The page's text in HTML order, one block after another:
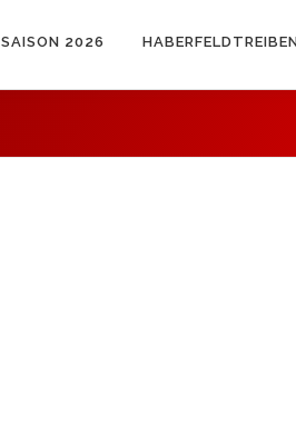
SAISON 2026